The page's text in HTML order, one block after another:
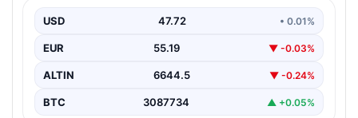
USD 47.72 • 0.01%
EUR 55.19 ▼ -0.03%
ALTIN 6644.5 ▼ -0.24%
BTC 3087734 ▲ +0.05%